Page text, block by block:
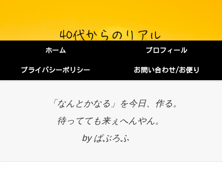
ホーム プロフィール
プライバシーポリシー お問い合わせ/お便り
「なんとかなる」を今日、作る。
待ってても来ぇへんやん。
by ぱぶろふ